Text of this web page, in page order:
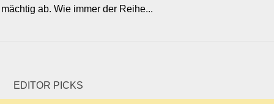
mächtig ab. Wie immer der Reihe...
EDITOR PICKS